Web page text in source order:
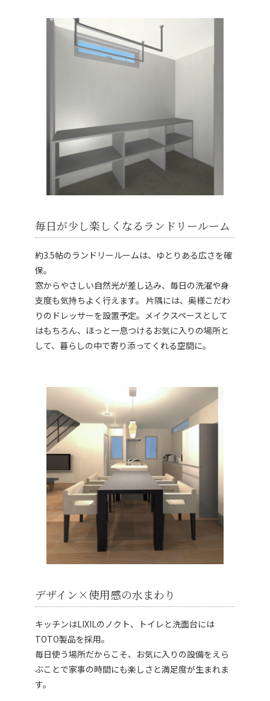
毎日が少し楽しくなるランドリールーム
約3.5帖のランドリールームは、ゆとりある広さを確
保。
窓からやさしい自然光が差し込み、毎日の洗濯や身
支度も気持ちよく行えます。 片隅には、奥様こだわ
りのドレッサーを設置予定。メイクスペースとして
はもちろん、ほっと一息つけるお気に入りの場所と
して、暮らしの中で寄り添ってくれる空間に。
デザイン×使用感の水まわり
キッチンはLIXILのノクト、トイレと洗面台には
TOTO製品を採用。
毎日使う場所だからこそ、お気に入りの設備をえら
ぶことで家事の時間にも楽しさと満足度が生まれま
す。